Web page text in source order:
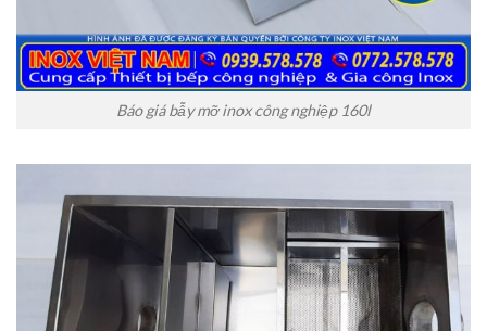
Báo giá bẫy mỡ inox công nghiệp 160l